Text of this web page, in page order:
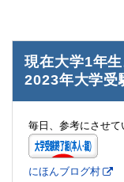
現在大学1年
2023年大学受
毎日、参考にさせて
にほんブログ村